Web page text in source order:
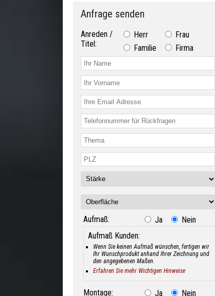
Anfrage senden
Anreden /
Titel:
Herr
Frau
Familie
Firma
Aufmaß: Ja
Nein
Aufmaß Kunden:
Wenn Sie keinen Aufmaß wünschen, fertigen wir
Ihr Wunschprodukt anhand Ihrer Zeichnung und
den angegebenen Maßen.
Erfahren Sie mehr Wichtigen Hinweise
Montage: Ja Nein